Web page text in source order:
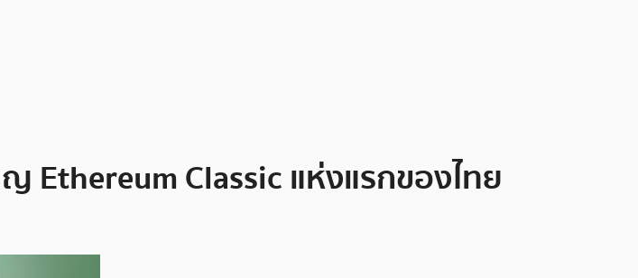
Classic แห่งแรกของไทย